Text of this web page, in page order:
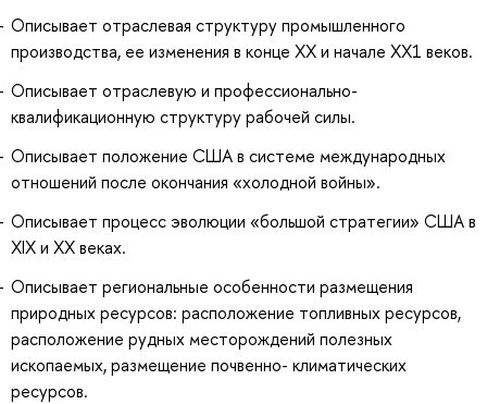
Описывает отраслевая структуру промышленного
производства, ее изменения в конце ХХ и начале ХХ1 веков.
Описывает отраслевую и профессионально-
квалификационную структуру рабочей силы.
Описывает положение США в системе международных
отношений после окончания «холодной войны».
Описывает процесс эволюции «большой стратегии» США в
XIX и XX веках.
Описывает региональные особенности размещения
природных ресурсов: расположение топливных ресурсов,
расположение рудных месторождений полезных
ископаемых, размещение почвенно- климатических
ресурсов.